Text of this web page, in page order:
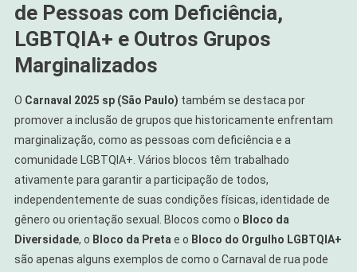
de Pessoas com Deficiência,
LGBTQIA+ e Outros Grupos
Marginalizados
O Carnaval 2025 sp (São Paulo) também se destaca por
promover a inclusão de grupos que historicamente enfrentam
marginalização, como as pessoas com deficiência e a
comunidade LGBTQIA+. Vários blocos têm trabalhado
ativamente para garantir a participação de todos,
independentemente de suas condições físicas, identidade de
gênero ou orientação sexual. Blocos como o Bloco da
Diversidade, o Bloco da Pretae o Bloco do Orgulho LGBTQIA+
são apenas alguns exemplos de como o Carnaval de rua pode